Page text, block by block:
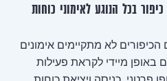
בכל הנוגע לאימוני כוחות
לא מתקיימים אימונים
באופן מיידי לקראת פעילות